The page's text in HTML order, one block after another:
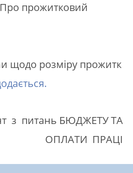
прожитковий
щодо розміру прожитк
з питань БЮДЖЕТУ ТА
ОПЛАТИ ПРАЦІ